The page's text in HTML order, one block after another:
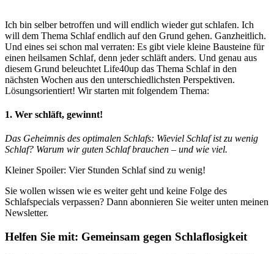
Ich bin selber betroffen und will endlich wieder gut schlafen. Ich
will dem Thema Schlaf endlich auf den Grund gehen. Ganzheitlich.
Und eines sei schon mal verraten: Es gibt viele kleine Bausteine für
einen heilsamen Schlaf, denn jeder schläft anders. Und genau aus
diesem Grund beleuchtet Life40up das Thema Schlaf in den
nächsten Wochen aus den unterschiedlichsten Perspektiven.
Lösungsorientiert! Wir starten mit folgendem Thema:
1. Wer schläft, gewinnt!
Das Geheimnis des optimalen Schlafs: Wieviel Schlaf ist zu wenig
Schlaf? Warum wir guten Schlaf brauchen – und wie viel.
Kleiner Spoiler: Vier Stunden Schlaf sind zu wenig!
Sie wollen wissen wie es weiter geht und keine Folge des
Schlafspecials verpassen? Dann abonnieren Sie weiter unten meinen
Newsletter.
Helfen Sie mit: Gemeinsam gegen Schlaflosigkeit